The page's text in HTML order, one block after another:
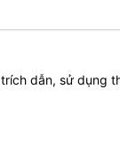
dẫn, sử dụng